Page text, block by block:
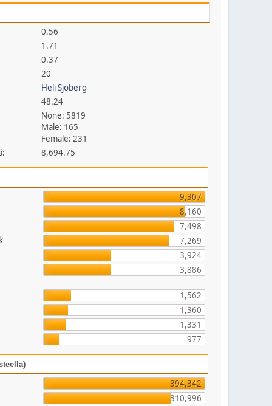
0.56
1.71
0.37
20
Heli Sjöberg
48.24
None: 5819
Male: 165
Female: 231
8,694.75
9,307
8,160
7,498
7,269
3,924
3,886
1,562
1,360
1,331
977
394,342
310,996